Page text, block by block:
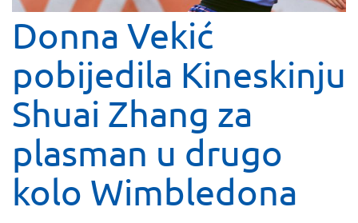
Donna Vekić
pobijedila Kineskinju
Shuai Zhang za
plasman u drugo
kolo Wimbledona